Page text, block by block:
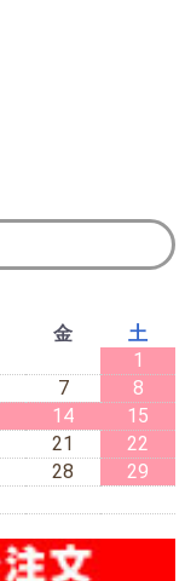
金
土
1
7
8
14
15
21
22
28
29